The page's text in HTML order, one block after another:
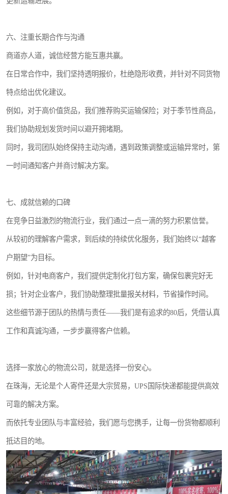
六、注重长期合作与沟通
商道亦人道，诚信经营方能互惠共赢。
在日常合作中，我们坚持透明报价，杜绝隐形收费，并针对不同货物
特点给出优化建议。
例如，对于高价值货品，我们推荐购买运输保险；对于季节性商品，
我们协助规划发货时间以避开拥堵期。
同时，我司团队始终保持主动沟通，遇到政策调整或运输异常时，第
一时间通知客户并商讨解决方案。
七、成就信赖的口碑
在竞争日益激烈的物流行业，我们通过一点一滴的努力积累信誉。
从较初的理解客户需求，到后续的持续优化服务，我们始终以“越客
户期望”为目标。
例如，针对电商客户，我们提供定制化打包方案，确保包裹完好无
损；针对企业客户，我们协助整理批量报关材料，节省操作时间。
这些细节源于团队的热情与责任——我们是有追求的80后，凭借认真
工作和真诚沟通，一步步赢得客户信赖。
选择一家放心的物流公司，就是选择一份安心。
在珠海，无论是个人寄件还是大宗贸易，UPS国际快递都能提供高效
可靠的解决方案。
而依托专业团队与丰富经验，我们愿与您携手，让每一份货物都顺利
抵达目的地。